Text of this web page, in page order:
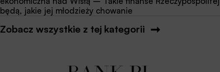
będą, jakie jej młodzieży chowanie
Zobacz wszystkie z tej kategorii